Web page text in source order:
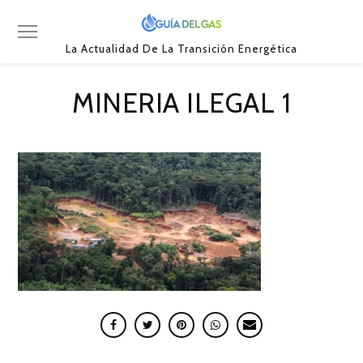
La Actualidad De La Transición Energética
MINERIA ILEGAL 1